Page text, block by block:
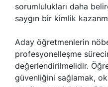
sorumlulukları daha
saygın bir kimlik
Aday öğretmenlerin
profesyonelleşme
değerlendirilmelidir.
güvenliğini sağlamak,